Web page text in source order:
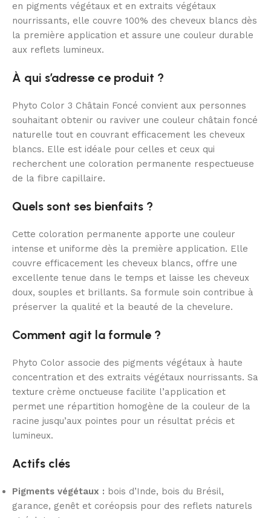
en pigments végétaux et en extraits végétaux
nourrissants, elle couvre 100% des cheveux blancs dès
la première application et assure une couleur durable
aux reflets lumineux.
À qui s’adresse ce produit ?
Phyto Color 3 Châtain Foncé convient aux personnes
souhaitant obtenir ou raviver une couleur châtain foncé
naturelle tout en couvrant efficacement les cheveux
blancs. Elle est idéale pour celles et ceux qui
recherchent une coloration permanente respectueuse
de la fibre capillaire.
Quels sont ses bienfaits ?
Cette coloration permanente apporte une couleur
intense et uniforme dès la première application. Elle
couvre efficacement les cheveux blancs, offre une
excellente tenue dans le temps et laisse les cheveux
doux, souples et brillants. Sa formule soin contribue à
préserver la qualité et la beauté de la chevelure.
Comment agit la formule ?
Phyto Color associe des pigments végétaux à haute
concentration et des extraits végétaux nourrissants. Sa
texture crème onctueuse facilite l’application et
permet une répartition homogène de la couleur de la
racine jusqu’aux pointes pour un résultat précis et
lumineux.
Actifs clés
Pigments végétaux : bois d’Inde, bois du Brésil,
garance, genêt et coréopsis pour des reflets naturels